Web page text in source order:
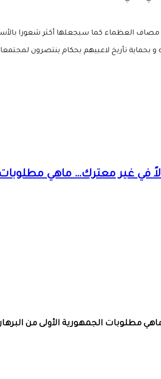
مصاف العظماء كما سيجعلها أكثر شعورا
بحماية تأريخ لاعبيهم بحكام ينتصرون
غير معترك… ماهي مطلوبات
مطلوبات الجمهورية الأولى من